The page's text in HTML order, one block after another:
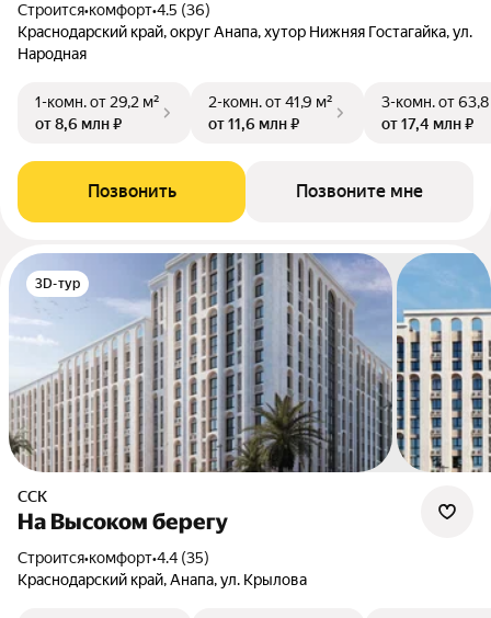
Строится•комфорт•4.5 (36)
Краснодарский край, округ Анапа, хутор Нижняя Гостагайка, ул.
Народная
1-комн.от 29,2 м²
от 8,6 млн ₽
2-комн.от 41,9 м²
от 11,6 млн ₽
3-комн.от
от 17,4 млн ₽
Позвонить Позвоните мне
3D-тур
ССК
На Высоком берегу
Строится•комфорт•4.4 (35)
Краснодарский край, Анапа, ул. Крылова